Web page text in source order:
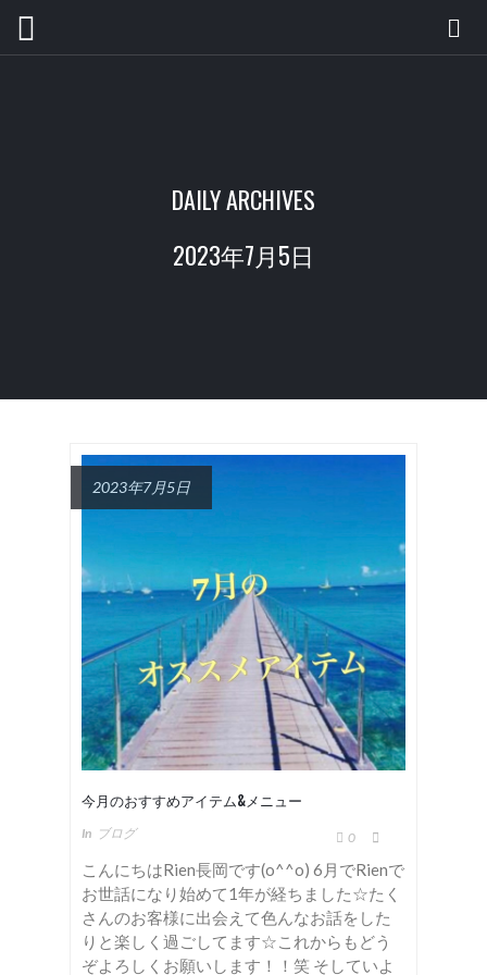
DAILY ARCHIVES
2023年7月5日
2023年7月5日
今月のおすすめアイテム&メニュー
In ブログ 0
こんにちはRien長岡です(o^^o) 6月でRienで
お世話になり始めて1年が経ちました☆たく
さんのお客様に出会えて色んなお話をした
りと楽しく過ごしてます☆これからもどう
ぞよろしくお願いします！！笑 そしていよ